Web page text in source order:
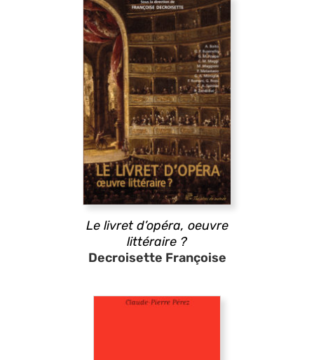
Le livret d’opéra, oeuvre
littéraire ?
Decroisette Françoise